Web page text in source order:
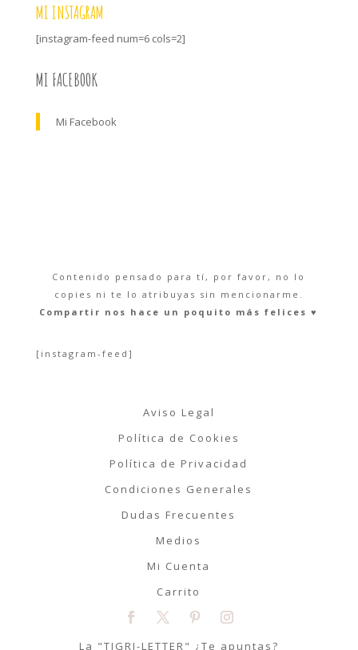
MI INSTAGRAM
[instagram-feed num=6 cols=2]
MI FACEBOOK
Mi Facebook
Contenido pensado para tí, por favor, no lo
copies ni te lo atribuyas sin mencionarme.
Compartir nos hace un poquito más felices ♥︎
[instagram-feed]
Aviso Legal
Política de Cookies
Política de Privacidad
Condiciones Generales
Dudas Frecuentes
Medios
Mi Cuenta
Carrito
La "TIGRI-LETTER" ¿Te apuntas?